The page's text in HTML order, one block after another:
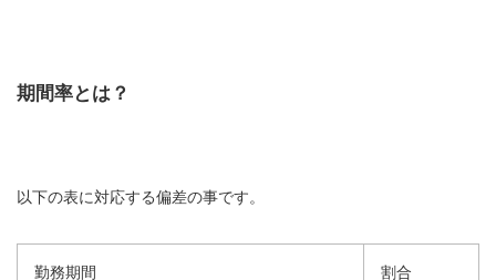
期間率とは？
以下の表に対応する偏差の事です。
勤務期間 割合